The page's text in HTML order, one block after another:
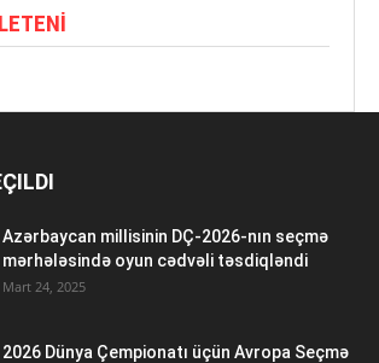
Azərbaycan millisinin DÇ-2026-nın seçmə
mərhələsində oyun cədvəli təsdiqləndi
Mart 24, 2025
2026 Dünya Çempionatı üçün Avropa Seçmə